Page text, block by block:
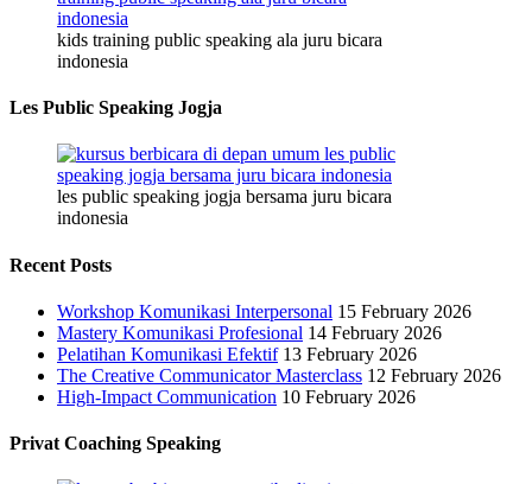
kids training public speaking ala juru bicara
indonesia
Les Public Speaking Jogja
les public speaking jogja bersama juru bicara
indonesia
Recent Posts
Workshop Komunikasi Interpersonal 15 February 2026
Mastery Komunikasi Profesional 14 February 2026
Pelatihan Komunikasi Efektif 13 February 2026
The Creative Communicator Masterclass 12 February 2026
High-Impact Communication 10 February 2026
Privat Coaching Speaking